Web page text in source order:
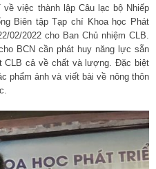
về việc thành lập Câu lạc bộ Nhiếp
Biên tập Tạp chí Khoa học Phát
02/2022 cho Ban Chủ nhiệm CLB.
BCN cần phát huy năng lực sẵn
CLB cả về chất và lượng. Đặc biệt
phẩm ảnh và viết bài về nông thôn